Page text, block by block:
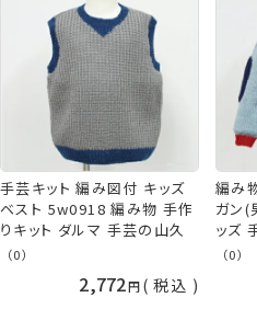
手芸キット 編み図付 キッズ
ベスト 5w0918 編み物 手作
りキット ダルマ 手芸の山久
（0）
2,772 税込
編み物 キッ
ガン(
ッズ
ット
（0）